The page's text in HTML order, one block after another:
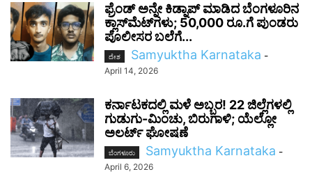
ಫ್ರೆಂಡ್ ಅನ್ನೇ ಕಿಡ್ನಾಪ್ ಮಾಡಿದ ಬೆಂಗಳೂರಿನ
ಕ್ಲಾಸ್‌ಮೆಟ್‌ಗಳು; 50,000 ರೂ.ಗೆ ಪುಂಡರು
ಪೊಲೀಸರ ಬಲೆಗೆ...
ದೇಶ Samyuktha Karnataka -
April 14, 2026
ಕರ್ನಾಟಕದಲ್ಲಿ ಮಳೆ ಅಬ್ಬರ! 22 ಜಿಲ್ಲೆಗಳಲ್ಲಿ
ಗುಡುಗು-ಮಿಂಚು, ಬಿರುಗಾಳಿ; ಯೆಲ್ಲೋ
ಅಲರ್ಟ್ ಘೋಷಣೆ
ಬೆಂಗಳೂರು Samyuktha Karnataka -
April 6, 2026